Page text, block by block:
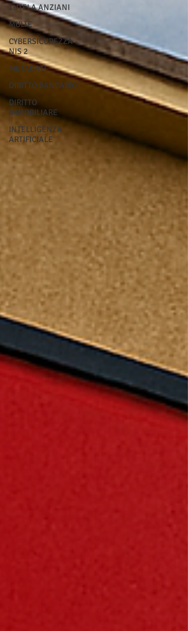
TUTELA ANZIANI
MULTE
CYBERSICUREZZA -
NIS 2
METADATI
DIRITTO BANCARIO
DIRITTO
IMMOBILIARE
INTELLIGENZA
ARTIFICIALE